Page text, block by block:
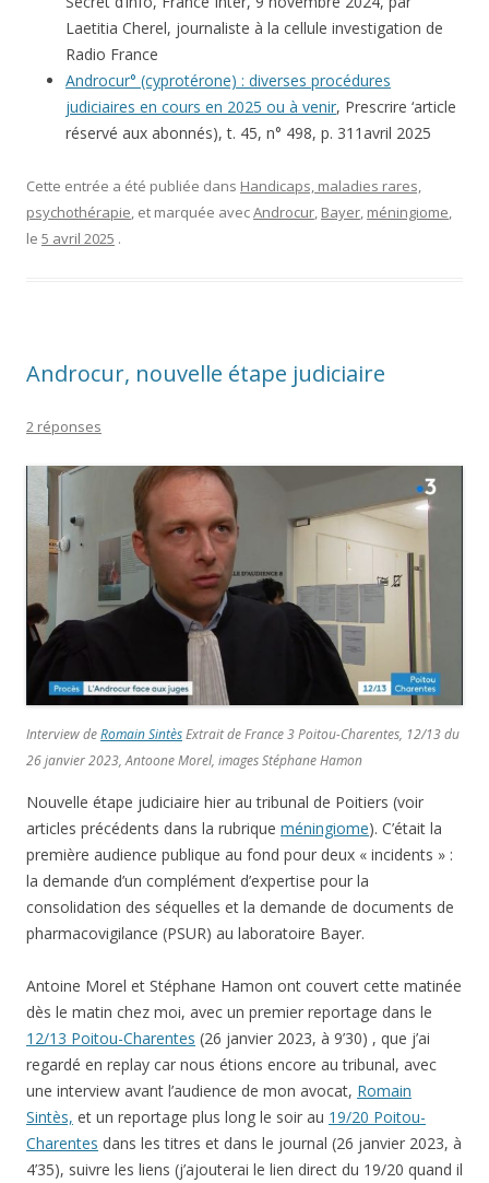
Laetitia Cherel, journaliste à la cellule investigation de
Radio France
Androcur° (cyprotérone) : diverses procédures
judiciaires en cours en 2025 ou à venir, Prescrire ‘article
réservé aux abonnés), t. 45, n° 498, p. 311avril 2025
Cette entrée a été publiée dans Handicaps, maladies rares,
psychothérapie, et marquée avecAndrocur, Bayer, méningiome,
le 5 avril 2025 .
Androcur, nouvelle étape judiciaire
2 réponses
Interview deRomain SintèsExtrait de France 3 Poitou-Charentes, 12/13 du
26 janvier 2023, Antoone Morel, images Stéphane Hamon
Nouvelle étape judiciaire hier au tribunal de Poitiers (voir
articles précédents dans la rubrique méningiome). C’était la
première audience publique au fond pour deux « incidents » :
la demande d’un complément d’expertise pour la
consolidation des séquelles et la demande de documents de
pharmacovigilance (PSUR) au laboratoire Bayer.
Antoine Morel et Stéphane Hamon ont couvert cette matinée
dès le matin chez moi, avec un premier reportage dans le
12/13 Poitou-Charentes (26 janvier 2023, à 9’30) , que j’ai
regardé en replay car nous étions encore au tribunal, avec
une interview avant l’audience de mon avocat, Romain
Sintès, et un reportage plus long le soir au 19/20 Poitou-
Charentes dans les titres et dans le journal (26 janvier 2023, à
4’35), suivre les liens (j’ajouterai le lien direct du 19/20 quand il